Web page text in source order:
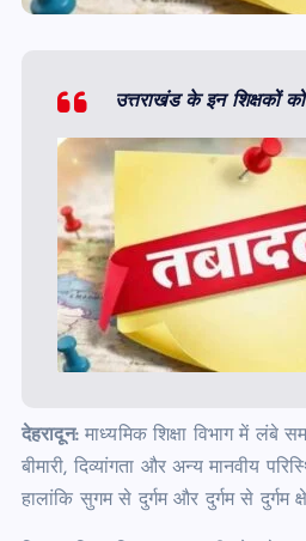
उत्तराखंड के इन शिक्षकों
देहरादून:माध्यमिक शिक्षा विभाग में लंबे
बीमारी, दिव्यांगता और अन्य मानवीय
हालांकि सुगम से दुर्गम और दुर्गम से दुर्गम